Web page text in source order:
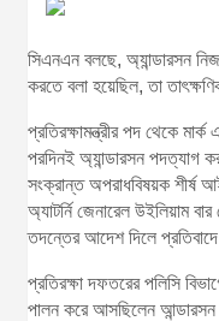
সিএনএন বলছে, অ্যান্ডারসন
করতে বলা হয়েছিল, তা
প্রতিরক্ষামন্ত্রীর পদ থেকে
পরদিনই অ্যান্ডারসন পদত্যাগ
সংক্রান্ত অপরাধবিষয়ক শীর্ষ
অ্যাটর্নি জেনারেল উইলিয়াম বার
তদন্তের আদেশ দিলে
প্রতিরক্ষা দফতরের পলিসি
পালন করে আসছিলেন